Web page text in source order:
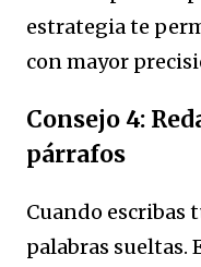
estrategia te
con mayor
Consejo 4:
párrafos
Cuando escribas
palabras sueltas.